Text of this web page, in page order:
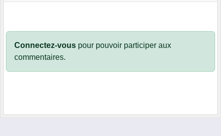
Connectez-vous pour pouvoir participer aux
commentaires.